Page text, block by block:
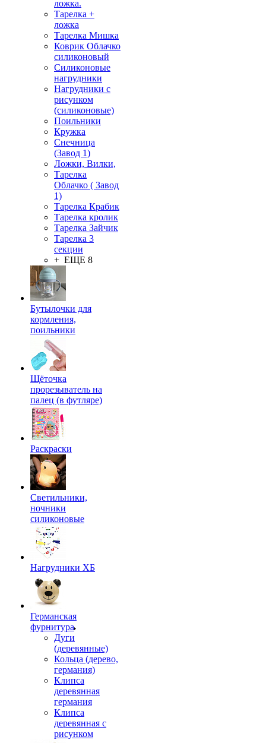
ложка.
Тарелка +
ложка
Тарелка Мишка
Коврик Облачко
силиконовый
Силиконовые
нагрудники
Нагрудники с
рисунком
(силиконовые)
Поильники
Кружка
Снечница
(Завод 1)
Ложки, Вилки,
Тарелка
Облачко ( Завод
1)
Тарелка Крабик
Тарелка кролик
Тарелка Зайчик
Тарелка 3
секции
+ ЕЩЕ 8
Бутылочки для
кормления,
поильники
Щёточка
прорезыватель на
палец (в футляре)
Раскраски
Светильники,
ночники
силиконовые
Нагрудники ХБ
Германская
фурнитура
Дуги
(деревянные)
Кольца (дерево,
германия)
Клипса
деревянная
германия
Клипса
деревянная с
рисунком